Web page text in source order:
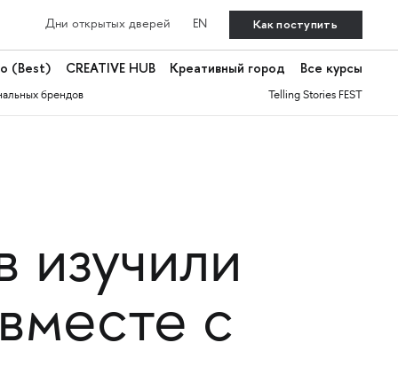
Дни открытых дверей EN Как поступить
(Best) CREATIVE HUB Креативный город Все курсы
брендов Telling Stories FEST
изучили
с